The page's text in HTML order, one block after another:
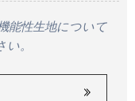
能性生地について
。